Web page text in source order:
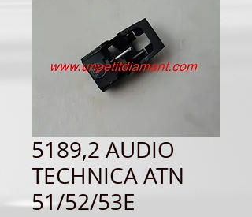
5189,2 AUDIO
TECHNICA ATN
51/52/53E